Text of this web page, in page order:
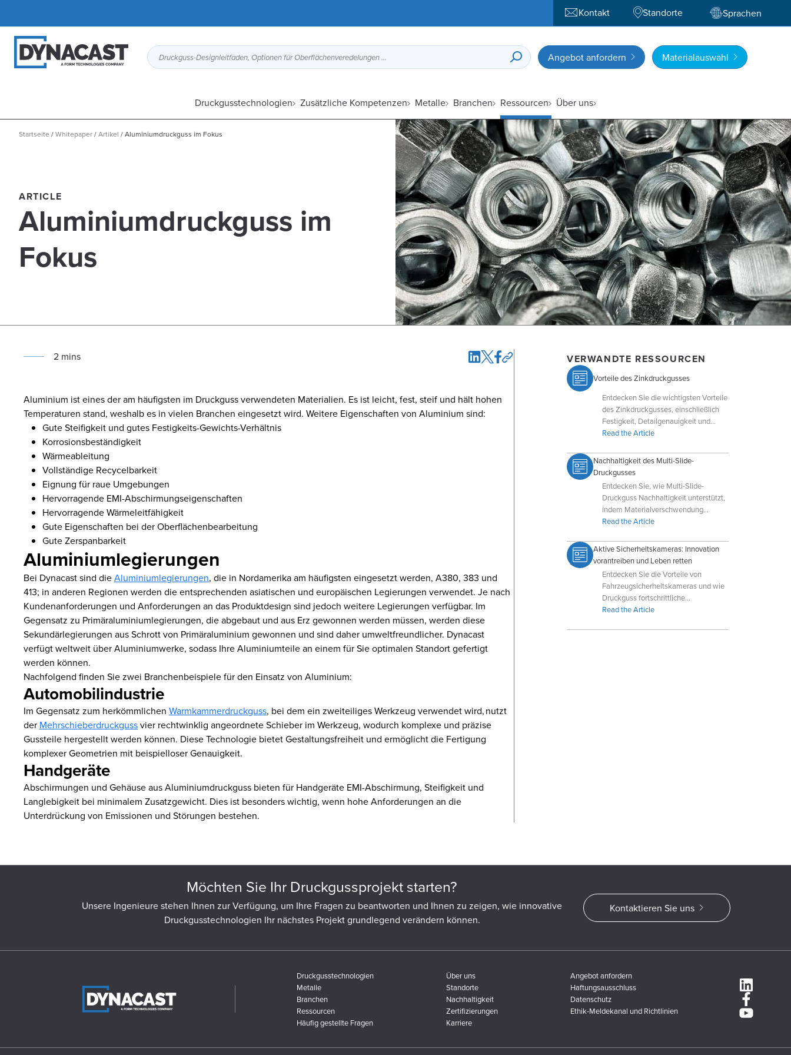
Kontakt Standorte Sprachen
Druckguss-Designleitfaden, Optionen für Oberflächenveredelungen usw. Angebot anfordern Materialauswahl
Druckgusstechnologien Zusätzliche Kompetenzen Metalle Branchen Ressourcen Über uns
Startseite /Whitepaper/Artikel /Aluminiumdruckguss im Fokus
ARTICLE
Aluminiumdruckguss im
Fokus
2 mins
Aluminium ist eines der am häufigsten im Druckguss verwendeten Materialien. Es ist leicht, fest, steif und hält hohen
Temperaturen stand, weshalb es in vielen Branchen eingesetzt wird. Weitere Eigenschaften von Aluminium sind:
Gute Steifigkeit und gutes Festigkeits-Gewichts-Verhältnis
Korrosionsbeständigkeit
Wärmeableitung
Vollständige Recycelbarkeit
Eignung für raue Umgebungen
Hervorragende EMI-Abschirmungseigenschaften
Hervorragende Wärmeleitfähigkeit
Gute Eigenschaften bei der Oberflächenbearbeitung
Gute Zerspanbarkeit
Aluminiumlegierungen
Bei Dynacast sind dieAluminiumlegierungen, die in Nordamerika am häufigsten eingesetzt werden, A380, 383 und
413; in anderen Regionen werden die entsprechenden asiatischen und europäischen Legierungen verwendet. Je nach
Kundenanforderungen und Anforderungen an das Produktdesign sind jedoch weitere Legierungen verfügbar. Im
Gegensatz zu Primäraluminiumlegierungen, die abgebaut und aus Erz gewonnen werden müssen, werden diese
Sekundärlegierungen aus Schrott von Primäraluminium gewonnen und sind daher umweltfreundlicher. Dynacast
verfügt weltweit über Aluminiumwerke, sodass Ihre Aluminiumteile an einem für Sie optimalen Standort gefertigt
werden können.
Nachfolgend finden Sie zwei Branchenbeispiele für den Einsatz von Aluminium:
Automobilindustrie
Im Gegensatz zum herkömmlichen Warmkammerdruckguss, bei dem ein zweiteiliges Werkzeug verwendet wird, nutzt
der Mehrschieberdruckgussvier rechtwinklig angeordnete Schieber im Werkzeug, wodurch komplexe und präzise
Gussteile hergestellt werden können. Diese Technologie bietet Gestaltungsfreiheit und ermöglicht die Fertigung
komplexer Geometrien mit beispielloser Genauigkeit.
Handgeräte
Abschirmungen und Gehäuse aus Aluminiumdruckguss bieten für Handgeräte EMI-Abschirmung, Steifigkeit und
Langlebigkeit bei minimalem Zusatzgewicht. Dies ist besonders wichtig, wenn hohe Anforderungen an die
Unterdrückung von Emissionen und Störungen bestehen.
VERWANDTE RESSOURCEN
Vorteile des Zinkdruckgusses
Entdecken Sie die wichtigsten Vorteile
des Zinkdruckgusses, einschließlich
Festigkeit, Detailgenauigkeit und
Kosteneffizienz für die Produktion von
Read the Article
Nachhaltigkeit des Multi-Slide-
Druckgusses
Entdecken Sie, wie Multi-Slide-
Druckguss Nachhaltigkeit unterstützt,
indem Materialverschwendung
reduziert, die Teilkomplexität erhöht
wird.
Read the Article
Aktive Sicherheitskameras: Innovation
vorantreiben und Leben retten
Entdecken Sie die Vorteile von
Fahrzeugsicherheitskameras und wie
Druckguss fortschrittliche
Fahrerassistenzsysteme und
Read the Article
Möchten Sie Ihr Druckgussprojekt starten?
Unsere Ingenieure stehen Ihnen zur Verfügung, um Ihre Fragen zu beantworten und Ihnen zu zeigen, wie innovative
Druckgusstechnologien Ihr nächstes Projekt grundlegend verändern können.
Kontaktieren Sie uns
Druckgusstechnologien
Metalle
Branchen
Ressourcen
Häufig gestellte Fragen
Über uns
Standorte
Nachhaltigkeit
Zertifizierungen
Karriere
Angebot anfordern
Haftungsausschluss
Datenschutz
Ethik-Meldekanal und Richtlinien